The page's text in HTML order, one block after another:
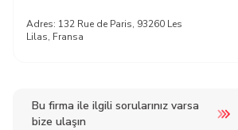
Bu firma ile ilgili sorularınız varsa
bize ulaşın
Adres: 132 Rue de Paris, 93260 Les
Lilas, Fransa